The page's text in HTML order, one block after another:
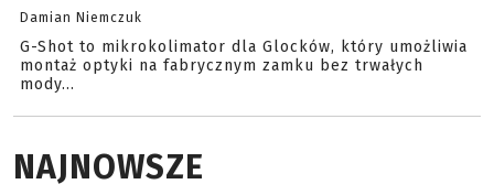
Damian Niemczuk
G-Shot to mikrokolimator dla Glocków, który umożliwia
montaż optyki na fabrycznym zamku bez trwałych
mody...
NAJNOWSZE